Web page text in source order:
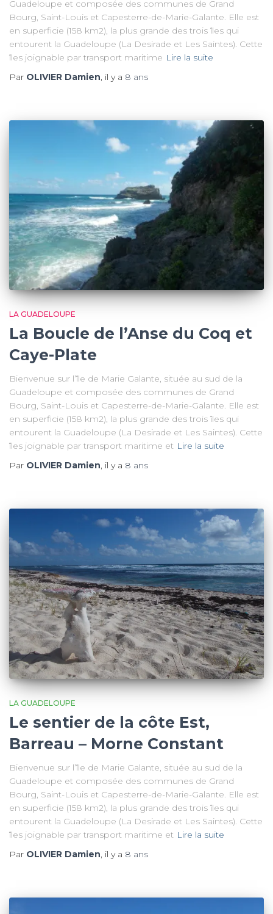
Guadeloupe et composée des communes de Grand
Bourg, Saint-Louis et Capesterre-de-Marie-Galante. Elle est
en superficie (158 km2), la plus grande des trois îles qui
entourent la Guadeloupe (La Desirade et Les Saintes). Cette
îles joignable par transport maritime Lire la suite
Par OLIVIER Damien, il y a 8 ans
LA GUADELOUPE
La Boucle de l’Anse du Coq et
Caye-Plate
Bienvenue sur l’île de Marie Galante, située au sud de la
Guadeloupe et composée des communes de Grand
Bourg, Saint-Louis et Capesterre-de-Marie-Galante. Elle est
en superficie (158 km2), la plus grande des trois îles qui
entourent la Guadeloupe (La Desirade et Les Saintes). Cette
îles joignable par transport maritime et Lire la suite
Par OLIVIER Damien, il y a 8 ans
LA GUADELOUPE
Le sentier de la côte Est,
Barreau – Morne Constant
Bienvenue sur l’île de Marie Galante, située au sud de la
Guadeloupe et composée des communes de Grand
Bourg, Saint-Louis et Capesterre-de-Marie-Galante. Elle est
en superficie (158 km2), la plus grande des trois îles qui
entourent la Guadeloupe (La Desirade et Les Saintes). Cette
îles joignable par transport maritime et Lire la suite
Par OLIVIER Damien, il y a 8 ans